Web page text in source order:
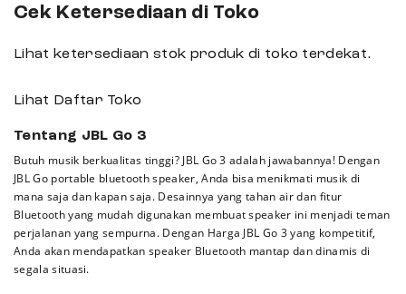
Cek Ketersediaan di Toko
Lihat ketersediaan stok produk di toko terdekat.
Lihat Daftar Toko
Tentang JBL Go 3
Butuh musik berkualitas tinggi? JBL Go 3 adalah jawabannya! Dengan
JBL Go portable bluetooth speaker, Anda bisa menikmati musik di
mana saja dan kapan saja. Desainnya yang tahan air dan fitur
Bluetooth yang mudah digunakan membuat speaker ini menjadi teman
perjalanan yang sempurna. Dengan Harga JBL Go 3 yang kompetitif,
Anda akan mendapatkan speaker Bluetooth mantap dan dinamis di
segala situasi.